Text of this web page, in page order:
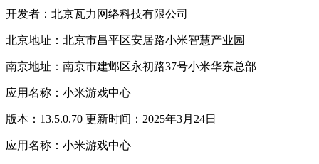
开发者：北京瓦力网络科技有限公司
北京地址：北京市昌平区安居路小米智慧产业园
南京地址：南京市建邺区永初路37号小米华东总部
应用名称：小米游戏中心
版本：13.5.0.70 更新时间：2025年3月24日
应用名称：小米游戏中心